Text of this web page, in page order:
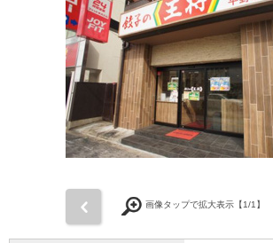
画像タップで拡大表示【1/1】